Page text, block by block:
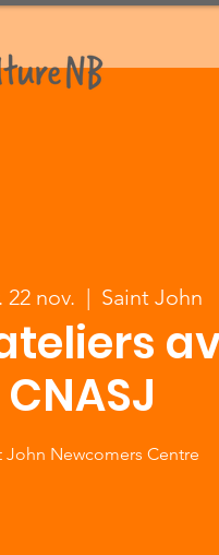
22 nov.
  |
Saint John
CNASJ
John Newcomers Centre